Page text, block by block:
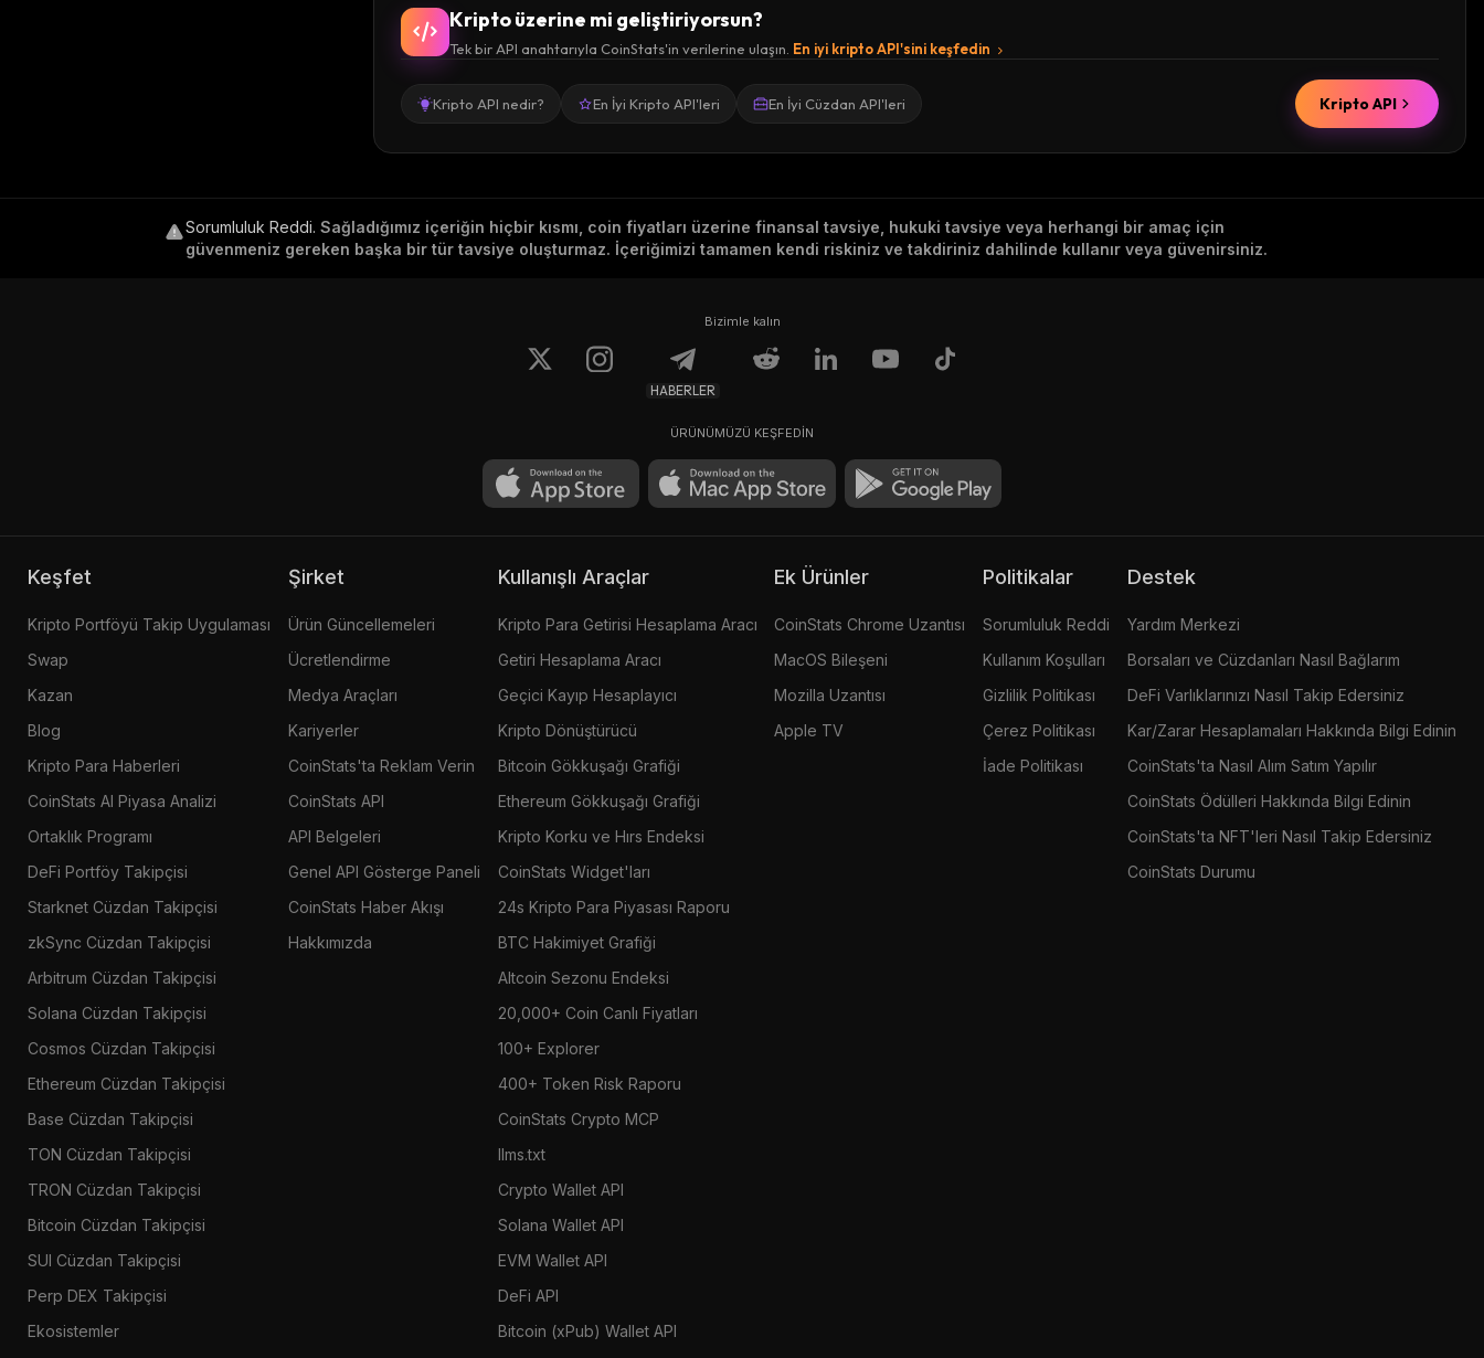
Kripto üzerine mi geliştiriyorsun?
Tek bir API anahtarıyla CoinStats'in verilerine ulaşın. En iyi kripto API'sini keşfedin
Kripto API nedir? En İyi Kripto API'leri En İyi Cüzdan API'leri Kripto API
Sorumluluk Reddi. Sağladığımız içeriğin hiçbir kısmı, coin fiyatları üzerine finansal tavsiye, hukuki tavsiye veya herhangi bir amaç için
güvenmeniz gereken başka bir tür tavsiye oluşturmaz. İçeriğimizi tamamen kendi riskiniz ve takdiriniz dahilinde kullanır veya güvenirsiniz.
Bizimle kalın
HABERLER
ÜRÜNÜMÜZÜ KEŞFEDİN
Keşfet
Kripto Portföyü Takip Uygulaması
Swap
Kazan
Blog
Kripto Para Haberleri
CoinStats AI Piyasa Analizi
Ortaklık Programı
DeFi Portföy Takipçisi
Starknet Cüzdan Takipçisi
zkSync Cüzdan Takipçisi
Arbitrum Cüzdan Takipçisi
Solana Cüzdan Takipçisi
Cosmos Cüzdan Takipçisi
Ethereum Cüzdan Takipçisi
Base Cüzdan Takipçisi
TON Cüzdan Takipçisi
TRON Cüzdan Takipçisi
Bitcoin Cüzdan Takipçisi
SUI Cüzdan Takipçisi
Perp DEX Takipçisi
Ekosistemler
Şirket
Ürün Güncellemeleri
Ücretlendirme
Medya Araçları
Kariyerler
CoinStats'ta Reklam Verin
CoinStats API
API Belgeleri
Genel API Gösterge Paneli
CoinStats Haber Akışı
Hakkımızda
Kullanışlı Araçlar
Kripto Para Getirisi Hesaplama Aracı
Getiri Hesaplama Aracı
Geçici Kayıp Hesaplayıcı
Kripto Dönüştürücü
Bitcoin Gökkuşağı Grafiği
Ethereum Gökkuşağı Grafiği
Kripto Korku ve Hırs Endeksi
CoinStats Widget'ları
24s Kripto Para Piyasası Raporu
BTC Hakimiyet Grafiği
Altcoin Sezonu Endeksi
20,000+ Coin Canlı Fiyatları
100+ Explorer
400+ Token Risk Raporu
CoinStats Crypto MCP
llms.txt
Crypto Wallet API
Solana Wallet API
EVM Wallet API
DeFi API
Bitcoin (xPub) Wallet API
Ek Ürünler
CoinStats Chrome Uzantısı
MacOS Bileşeni
Mozilla Uzantısı
Apple TV
Politikalar
Sorumluluk Reddi
Kullanım Koşulları
Gizlilik Politikası
Çerez Politikası
İade Politikası
Destek
Yardım Merkezi
Borsaları ve Cüzdanları Nasıl Bağlarım
DeFi Varlıklarınızı Nasıl Takip Edersiniz
Kar/Zarar Hesaplamaları Hakkında Bilgi Edinin
CoinStats'ta Nasıl Alım Satım Yapılır
CoinStats Ödülleri Hakkında Bilgi Edinin
CoinStats'ta NFT'leri Nasıl Takip Edersiniz
CoinStats Durumu